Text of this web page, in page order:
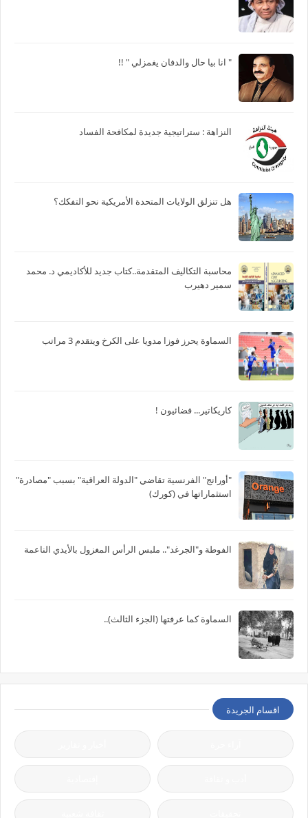
" انا بيا حال والدفان يغمزلي " !!
النزاهة : ستراتيجية جديدة لمكافحة الفساد
هل تنزلق الولايات المتحدة الأمريكية نحو التفكك؟
محاسبة التكاليف المتقدمة..كتاب جديد للأكاديمي د. محمد
سمير دهيرب
السماوة يحرز فوزا مدويا على الكرخ ويتقدم 3 مراتب
كاريكاتير... فضائيون !
"أورانج" الفرنسية تقاضي "الدولة العراقية" بسبب "مصادرة"
استثماراتها في (كورك)
الفوطة و"الجرغد".. ملبس الرأس المغزول بالأيدي الناعمة
السماوة كما عرفتها (الجزء الثالث)..
اقسام الجريدة